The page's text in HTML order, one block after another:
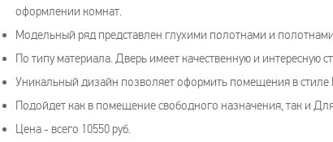
оформлении комнат.
Модельный ряд представлен глухими полотнами и
По типу материала. Дверь имеет качественную и интересную
Уникальный дизайн позволяет оформить помещения в
Подойдет как в помещение свободного назначения, так и
Цена - всего 10550 руб.